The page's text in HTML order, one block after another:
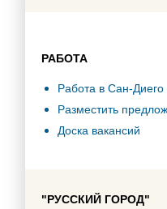
РАБОТА
Работа в Сан-Диего
Разместить
Доска вакансий
"РУССКИЙ ГОРОД"